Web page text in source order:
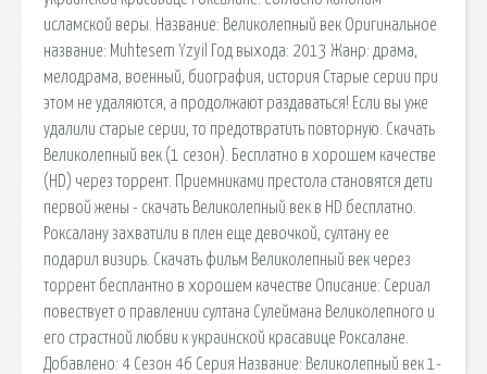
исламской веры. Название: Великолепный век Оригинальное
название: Muhtesem Yzyil Год выхода: 2013 Жанр: драма,
мелодрама, военный, биография, история Старые серии при
этом не удаляются, а продолжают раздаваться! Eсли вы уже
удалили старые серии, то предотвратить повторную. Скачать
Великолепный век (1 сезон). Бесплатно в хорошем качестве
(HD) через торрент. Приемниками престола становятся дети
первой жены - скачать Великолепный век в HD бесплатно.
Роксалану захватили в плен еще девочкой, султану ее
подарил визирь. Скачать фильм Великолепный век через
торрент бесплантно в хорошем качестве Описание: Сериал
повествует о правлении султана Сулеймана Великолепного и
его страстной любви к украинской красавице Роксалане.
Добавлено: 4 Сезон 46 Серия Название: Великолепный век 1-